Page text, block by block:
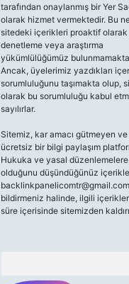
tarafından onaylanmış bir Yer
olarak hizmet vermektedir. Bu
sitedeki içerikleri proaktif olarak
denetleme veya araştırma
yükümlülüğümüz
Ancak, üyelerimiz yazdıkları
sorumluluğunu taşımakta olup,
olarak bu sorumluluğu kabul
sayılırlar.
Sitemiz, kar amacı gütmeyen
ücretsiz bir bilgi paylaşım
Hukuka ve yasal düzenlemelere
olduğunu düşündüğünüz
backlinkpanelicomtr@gmail.com
bildirmeniz halinde, ilgili
süre içerisinde sitemizden